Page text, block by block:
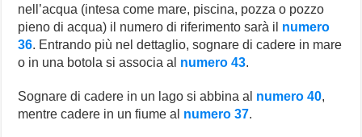
nell’acqua (intesa come mare, piscina, pozza o pozzo
pieno di acqua) il numero di riferimento sarà il numero
36. Entrando più nel dettaglio, sognare di cadere in mare
o in una botola si associa al numero 43.
Sognare di cadere in un lago si abbina al numero 40,
mentre cadere in un fiume al numero 37.